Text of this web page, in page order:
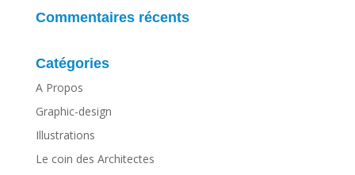
Commentaires récents
Catégories
A Propos
Graphic-design
Illustrations
Le coin des Architectes